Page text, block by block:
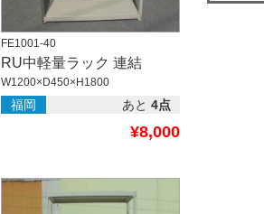
FE1001-40
RU中軽量ラック 連結
W1200×D450×H1800
福岡 あと 4点
¥8,000